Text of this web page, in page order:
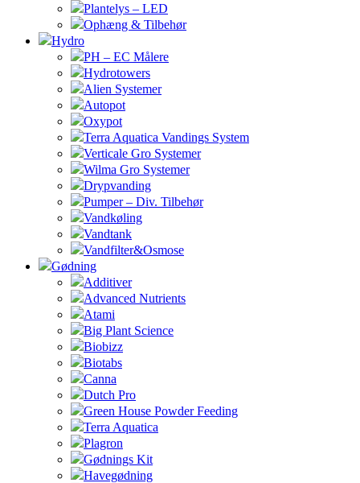
Plantelys – LED
Ophæng & Tilbehør
Hydro
PH – EC Målere
Hydrotowers
Alien Systemer
Autopot
Oxypot
Terra Aquatica Vandings System
Verticale Gro Systemer
Wilma Gro Systemer
Drypvanding
Pumper – Div. Tilbehør
Vandkøling
Vandtank
Vandfilter&Osmose
Gødning
Additiver
Advanced Nutrients
Atami
Big Plant Science
Biobizz
Biotabs
Canna
Dutch Pro
Green House Powder Feeding
Terra Aquatica
Plagron
Gødnings Kit
Havegødning